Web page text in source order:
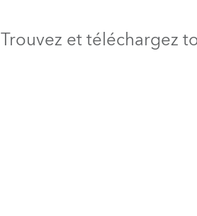
Trouvez et téléchargez